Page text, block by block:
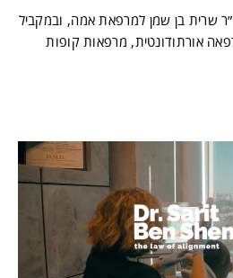
שרית בן שמן למרפאת אמה, ובמקביל
אורתודונטית, מרפאות קופות